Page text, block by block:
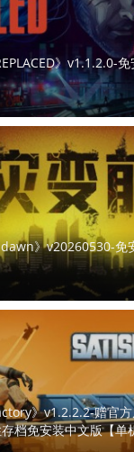
》v1.1.2.0-
》v20260530-免
》v1.2.2.2-赠官
档免安装中文版【单